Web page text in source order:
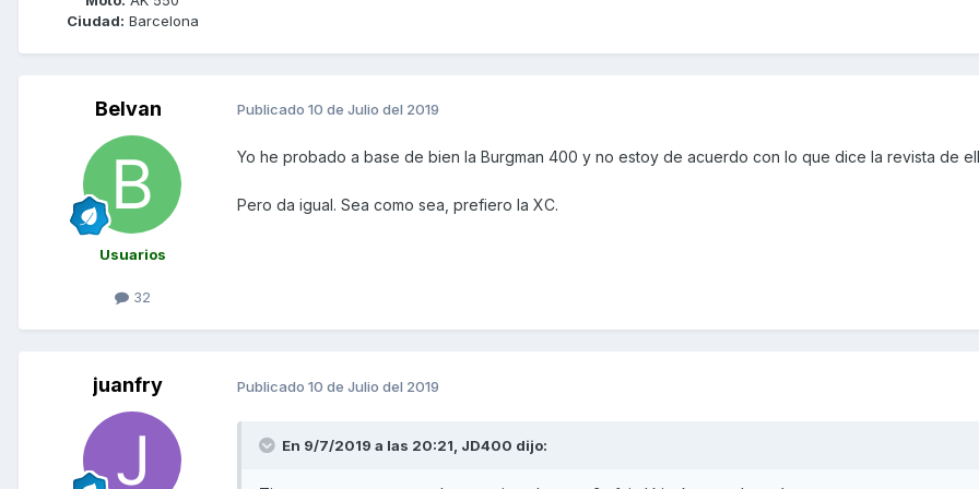
Ciudad: Barcelona
Belvan
Usuarios
32
Publicado 10 de Julio del 2019
Yo he probado a base de bien la Burgman 400 y no estoy de acuerdo con lo que dice la revista de
Pero da igual. Sea como sea, prefiero la XC.
juanfry Publicado 10 de Julio del 2019
En 9/7/2019 a las 20:21, JD400 dijo: